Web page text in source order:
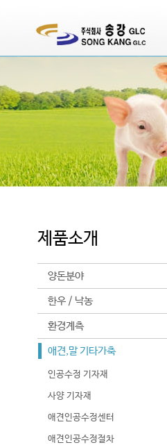
제품소개
양돈분야
한우 / 낙농
환경계측
애견,말 기타가축
인공수정 기자재
사양 기자재
애견인공수정센터
애견인공수정절차